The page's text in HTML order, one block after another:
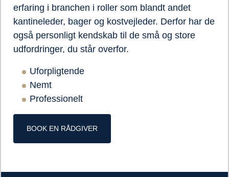
erfaring i branchen i roller som blandt andet
kantineleder, bager og kostvejleder. Derfor har de
også personligt kendskab til de små og store
udfordringer, du står overfor.
Uforpligtende
Nemt
Professionelt
BOOK EN RÅDGIVER